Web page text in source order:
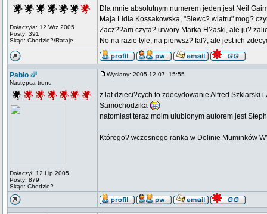
Dołączyła: 12 Wrz 2005
Posty: 391
Skąd: Chodzie?/Rataje
Dla mnie absolutnym numerem jeden jest Neil
Maja Lidia Kossakowska, "Siewc? wiatru" mog?
Zacz??am czyta? utwory Marka H?aski, ale ju?
No na razie tyle, na pierwsz? fal?, ale jest ich
Pablo
Następca tronu
Dołączył: 12 Lip 2005
Posty: 879
Skąd: Chodzie?
Wysłany: 2005-12-07, 15:55
z lat dzieci?cych to zdecydowanie Alfred Szklarski
Samochodzika
natomiast teraz moim ulubionym autorem jest
Którego? wczesnego ranka w Dolinie Muminków